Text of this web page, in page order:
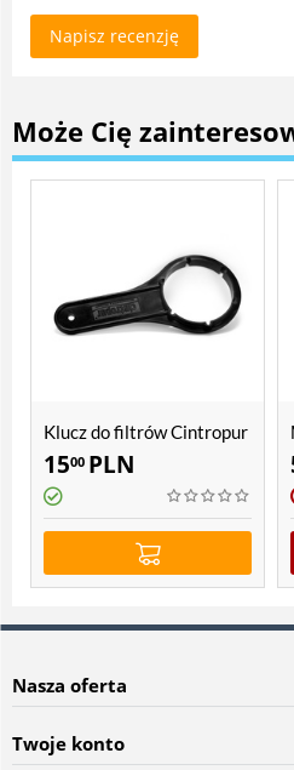
Napisz recenzję
Może Cię
Klucz do filtrów Cintropur
NW 18, NW 25, NW 32,
TIO
1500 PLN
Nasza oferta
Twoje konto